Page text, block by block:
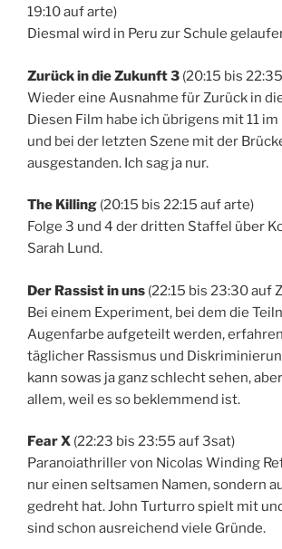
19:10 auf arte)
Diesmal wird in Peru zur Schule
Zurück in die Zukunft 3 (20:15 bis
Wieder eine Ausnahme für Zurück in
Diesen Film habe ich übrigens mit 11
und bei der letzten Szene mit der
ausgestanden. Ich sag ja nur.
The Killing (20:15 bis 22:15 auf arte)
Folge 3 und 4 der dritten Staffel über
Sarah Lund.
Der Rassist in uns (22:15 bis 23:30 auf
Bei einem Experiment, bei dem die
Augenfarbe aufgeteilt werden,
täglicher Rassismus und
kann sowas ja ganz schlecht sehen,
allem, weil es so beklemmend ist.
Fear X (22:23 bis 23:55 auf 3sat)
Paranoiathriller von Nicolas Winding
nur einen seltsamen Namen, sondern
gedreht hat. John Turturro spielt mit
sind schon ausreichend viele Gründe.